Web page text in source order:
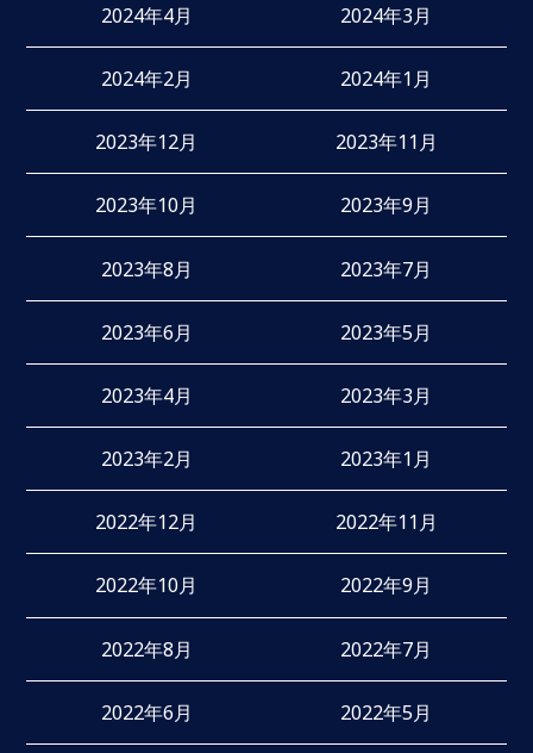
2024年4月 2024年3月
2024年2月 2024年1月
2023年12月 2023年11月
2023年10月 2023年9月
2023年8月 2023年7月
2023年6月 2023年5月
2023年4月 2023年3月
2023年2月 2023年1月
2022年12月 2022年11月
2022年10月 2022年9月
2022年8月 2022年7月
2022年6月 2022年5月